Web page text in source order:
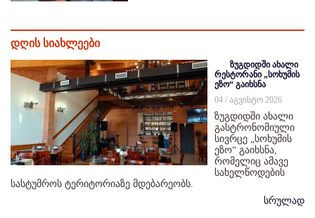
დღის სიახლეები
ზუგდიდში ახალი
რესტორანი „სოხუმის
ეზო“ გაიხსნა
04 / აგვისტო 2026
ზუგდიდში ახალი
გასტრონომიული
სივრცე „სოხუმის
ეზო“ გაიხსნა,
რომელიც ამავე
სახელწოდების
სასტუმროს ტერიტორიაზე მდებარეობს.
სრულად